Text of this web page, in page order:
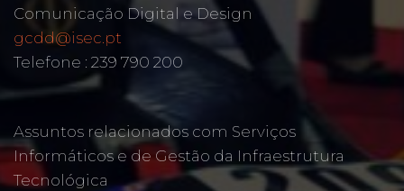
Comunicação Digital e Design
gcdd@isec.pt
Telefone : 239 790 200
Assuntos relacionados com Serviços
Informáticos e de Gestão da Infraestrutura
Tecnológica